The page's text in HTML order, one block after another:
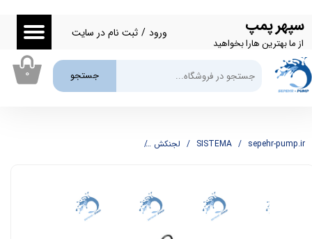
سپهر پمپ
از ما بهترین هارا بخواهید
جستجو
ورود / ثبت نام در سایت
حساب کاربری من
تغییر گذر واژه
سفارشات
۰
sepehr-pump.ir
SISTEMA لجنکش